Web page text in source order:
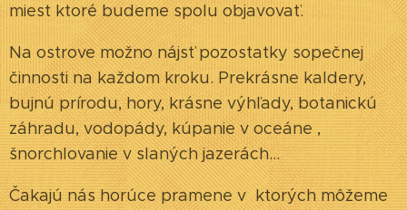
miest ktoré budeme spolu objavovať.
Na ostrove možno nájsť pozostatky sopečnej
činnosti na každom kroku. Prekrásne kaldery,
bujnú prírodu, hory, krásne výhľady, botanickú
záhradu, vodopády, kúpanie v oceáne ,
šnorchlovanie v slaných jazerách...
Čakajú nás horúce pramene v ktorých môžeme